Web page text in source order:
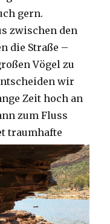
gern.
zwischen den
die Straße –
Vögel zu
wir
Zeit hoch an
zum Fluss
traumhafte